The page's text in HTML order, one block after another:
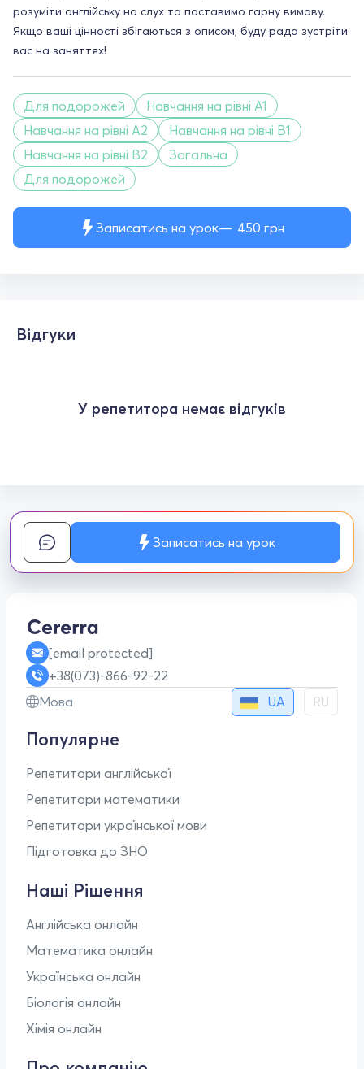
Записатись на урок 450 грн
розуміти англійську на слух та поставимо гарну вимову.
Якщо ваші цінності збігаються з описом, буду рада зустріти
вас на заняттях!
Для подорожей
Навчання на рівні A1
Навчання на рівні A2
Навчання на рівні B1
Навчання на рівні B2
Загальна
Для подорожей
Відгуки
У репетитора немає відгуків
Записатись на урок
[email protected]
+38(073)-866-92-22
Мова
UA RU
Популярне
Репетитори англійської
Репетитори математики
Репетитори української мови
Підготовка до ЗНО
Наші Рішення
Англійська онлайн
Математика онлайн
Українська онлайн
Біологія онлайн
Хімія онлайн